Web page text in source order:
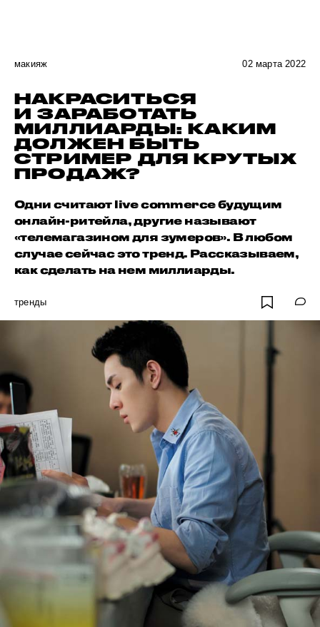
макияж 02 марта 2022
НАКРАСИТЬСЯ
И ЗАРАБОТАТЬ
МИЛЛИАРДЫ: КАКИМ
ДОЛЖЕН БЫТЬ
СТРИМЕР ДЛЯ КРУТЫХ
ПРОДАЖ?
Одни считают live commerce будущим
онлайн-ритейла, другие называют
«телемагазином для зумеров». В любом
случае сейчас это тренд. Рассказываем,
как сделать на нем миллиарды.
тренды